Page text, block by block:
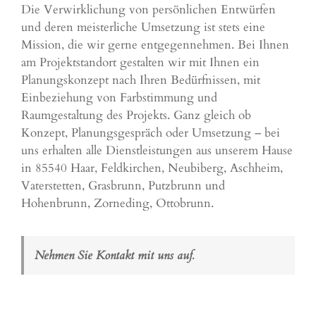
Die Verwirklichung von persönlichen Entwürfen
und deren meisterliche Umsetzung ist stets eine
Mission, die wir gerne entgegennehmen. Bei Ihnen
am Projektstandort gestalten wir mit Ihnen ein
Planungskonzept nach Ihren Bedürfnissen, mit
Einbeziehung von Farbstimmung und
Raumgestaltung des Projekts. Ganz gleich ob
Konzept, Planungsgespräch oder Umsetzung – bei
uns erhalten alle Dienstleistungen aus unserem Hause
in 85540 Haar, Feldkirchen, Neubiberg, Aschheim,
Vaterstetten, Grasbrunn, Putzbrunn und
Hohenbrunn, Zorneding, Ottobrunn.
Nehmen Sie Kontakt mit uns auf.